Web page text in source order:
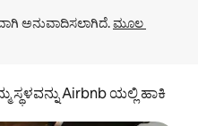
ಅನುವಾದಿಸಲಾಗಿದೆ. ಮೂಲ
ಸ್ಥಳವನ್ನು Airbnb ಯಲ್ಲಿ ಹಾಕಿ